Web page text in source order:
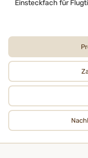
Einsteckfach für